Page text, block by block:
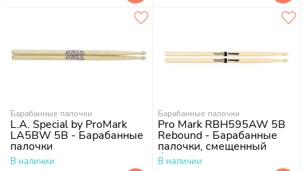
Барабанные палочки
L.A. Special by ProMark
LA5BW 5B - Барабанные
палочки
В наличии
Барабанные палочки
Pro Mark RBH595AW 5B
Rebound - Барабанные
палочки, смещенный
баланс
В наличии